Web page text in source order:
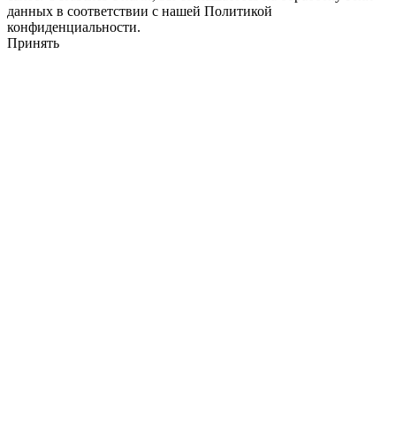
данных в соответствии с нашей Политикой
конфиденциальности.
Принять